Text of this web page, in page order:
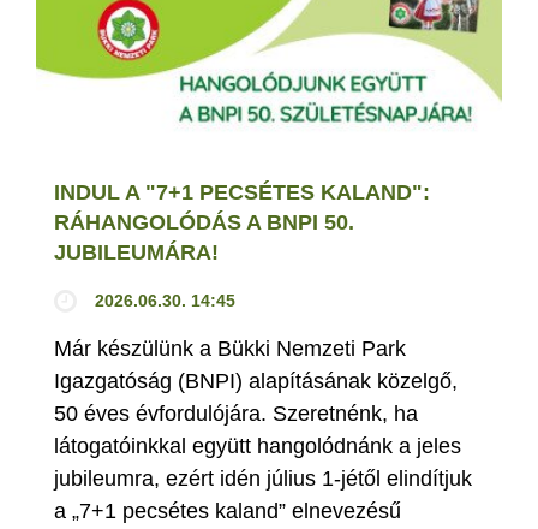
INDUL A "7+1 PECSÉTES KALAND":
RÁHANGOLÓDÁS A BNPI 50.
JUBILEUMÁRA!
2026.06.30. 14:45
Már készülünk a Bükki Nemzeti Park
Igazgatóság (BNPI) alapításának közelgő,
50 éves évfordulójára. Szeretnénk, ha
látogatóinkkal együtt hangolódnánk a jeles
jubileumra, ezért idén július 1-jétől elindítjuk
a „7+1 pecsétes kaland” elnevezésű